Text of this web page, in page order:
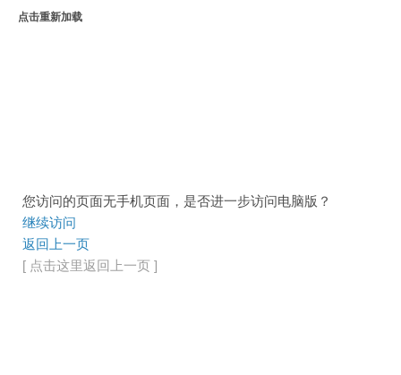
点击重新加载
您访问的页面无手机页面，是否进一步访问电脑版？
继续访问
返回上一页
[ 点击这里返回上一页 ]